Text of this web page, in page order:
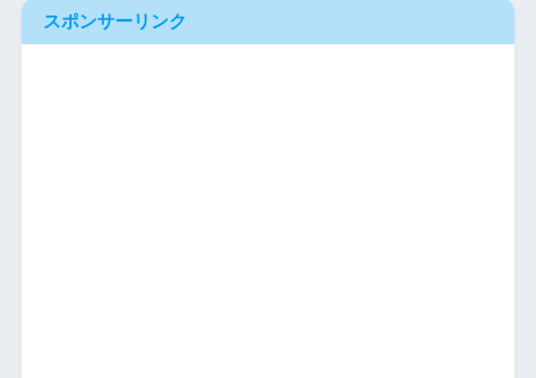
スポンサーリンク